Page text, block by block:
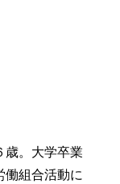
。大学卒業
働組合活動に